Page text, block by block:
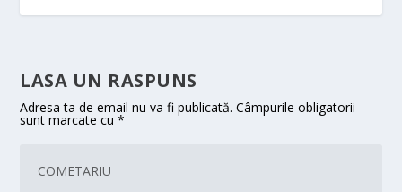
LASA UN RASPUNS
Adresa ta de email nu va fi publicată. Câmpurile obligatorii
sunt marcate cu*